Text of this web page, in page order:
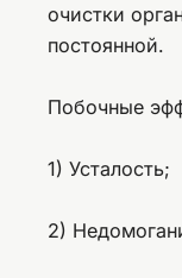
очистки
постоянной.
Побочные
1) Усталость;
2)